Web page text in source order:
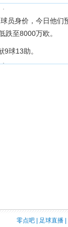
员身价，今日他们
跌至8000万欧。
球13助。
零点吧 足球直播